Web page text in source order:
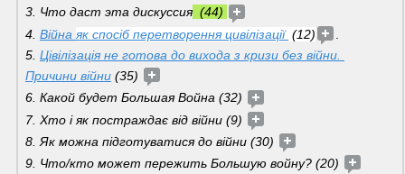
3. Что даст эта дискуссия
  (44)
4. Війна як спосіб перетворення цивілізації (12)
5. Цівілізація не готова до вихода з кризи без війни.
Причини війни (35)
6. Какой будет Большая Война (32)
7. Хто і як постраждає від війни (9)
8. Як можна підготуватися до війни (30)
9. Что/кто может пережить Большую войну? (20)